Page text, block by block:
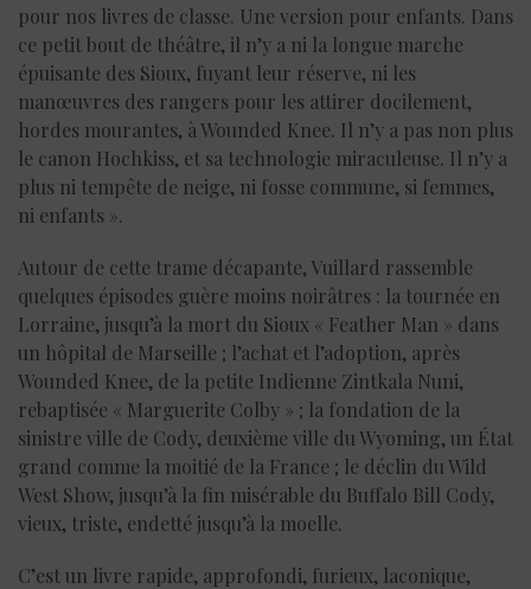
pour nos livres de classe. Une version pour enfants. Dans
ce petit bout de théâtre, il n’y a ni la longue marche
épuisante des Sioux, fuyant leur réserve, ni les
manœuvres des rangers pour les attirer docilement,
hordes mourantes, à Wounded Knee. Il n’y a pas non plus
le canon Hochkiss, et sa technologie miraculeuse. Il n’y a
plus ni tempête de neige, ni fosse commune, si femmes,
ni enfants ».
Autour de cette trame décapante, Vuillard rassemble
quelques épisodes guère moins noirâtres : la tournée en
Lorraine, jusqu’à la mort du Sioux « Feather Man » dans
un hôpital de Marseille ; l’achat et l’adoption, après
Wounded Knee, de la petite Indienne Zintkala Nuni,
rebaptisée « Marguerite Colby » ; la fondation de la
sinistre ville de Cody, deuxième ville du Wyoming, un État
grand comme la moitié de la France ; le déclin du Wild
West Show, jusqu’à la fin misérable du Buffalo Bill Cody,
vieux, triste, endetté jusqu’à la moelle.
C’est un livre rapide, approfondi, furieux, laconique,